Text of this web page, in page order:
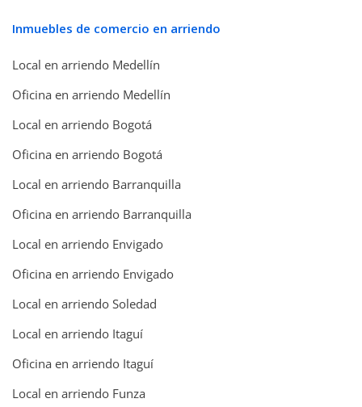
Inmuebles de comercio en arriendo
Local en arriendo Medellín
Oficina en arriendo Medellín
Local en arriendo Bogotá
Oficina en arriendo Bogotá
Local en arriendo Barranquilla
Oficina en arriendo Barranquilla
Local en arriendo Envigado
Oficina en arriendo Envigado
Local en arriendo Soledad
Local en arriendo Itaguí
Oficina en arriendo Itaguí
Local en arriendo Funza